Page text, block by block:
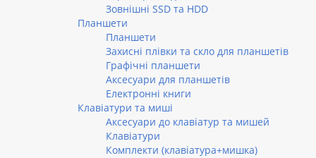
Зовнішні SSD та HDD
Планшети
Планшети
Захисні плівки та скло для планшетів
Графічні планшети
Аксесуари для планшетів
Електронні книги
Клавіатури та миші
Аксесуари до клавіатур та мишей
Клавіатури
Комплекти (клавіатура+мишка)